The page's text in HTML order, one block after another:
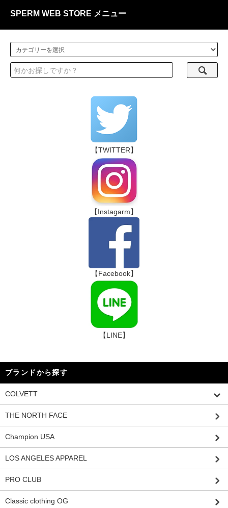
SPERM WEB STORE メニュー
【TWITTER】
【Instagarm】
【Facebook】
【LINE】
ブランドから探す
COLVETT
THE NORTH FACE
Champion USA
LOS ANGELES APPAREL
PRO CLUB
Classic clothing OG